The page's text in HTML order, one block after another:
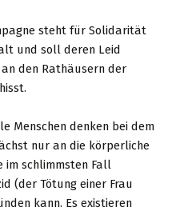
steht für Solidarität
und soll deren Leid
den Rathäusern der
Menschen denken bei dem
nur an die körperliche
im schlimmsten Fall
(der Tötung einer Frau
kann. Es existieren